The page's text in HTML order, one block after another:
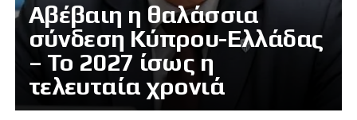
Αβέβαιη η θαλάσσια
σύνδεση Κύπρου-Ελλάδας
– Το 2027 ίσως η
τελευταία χρονιά